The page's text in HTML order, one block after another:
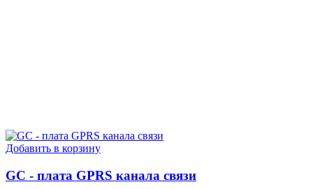
Добавить в корзину
GC - плата GPRS канала связи